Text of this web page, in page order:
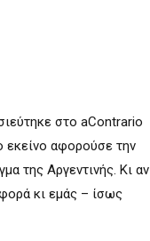
στο aContrario
εκείνο αφορούσε την
της Αργεντινής. Κι αν
κι εμάς – ίσως